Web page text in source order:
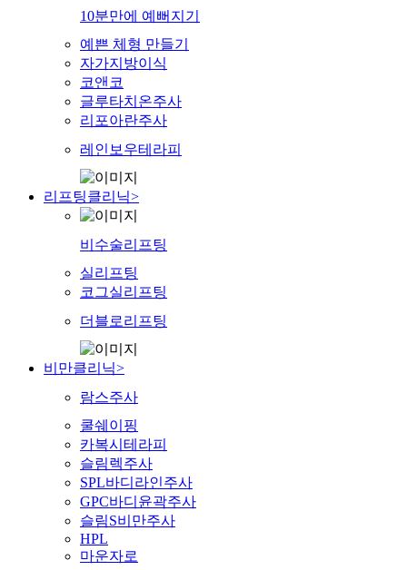
10분만에 예뻐지기
예쁜 체형 만들기
자가지방이식
코앤코
글루타치온주사
리포아란주사
레인보우테라피
리프팅클리닉>
비수술리프팅
실리프팅
코그실리프팅
더블로리프팅
비만클리닉>
람스주사
쿨쉐이핑
카복시테라피
슬림렉주사
SPL바디라인주사
GPC바디윤곽주사
슬림S비만주사
HPL
마운자로